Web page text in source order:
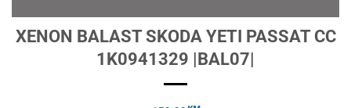
XENON BALAST SKODA YETI PASSAT CC
1K0941329 |BAL07|